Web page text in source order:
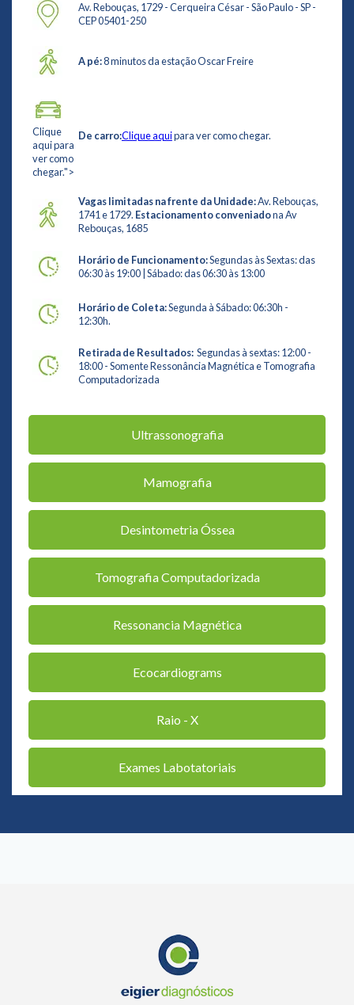
Av. Rebouças, 1729 - Cerqueira César - São Paulo - SP -
CEP 05401-250
A pé:8 minutos da estação Oscar Freire
Clique
aqui para
ver como
chegar.">
De carro:Clique aquipara ver como chegar.
Vagas limitadas na frente da Unidade:Av. Rebouças,
1741 e 1729. Estacionamento conveniadona Av
Rebouças, 1685
Horário de Funcionamento:Segundas às Sextas: das
06:30 às 19:00 | Sábado: das 06:30 às 13:00
Horário de Coleta:Segunda à Sábado: 06:30h -
12:30h.
Retirada de Resultados:Segundas à sextas: 12:00 -
18:00 - Somente Ressonância Magnética e Tomografia
Computadorizada
Ultrassonografia
Mamografia
Desintometria Óssea
Tomografia Computadorizada
Ressonancia Magnética
Ecocardiograms
Raio - X
Exames Labotatoriais